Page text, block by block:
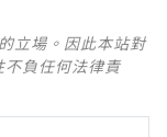
立場。因此本站對
負任何法律責